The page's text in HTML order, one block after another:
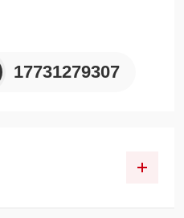
17731279307